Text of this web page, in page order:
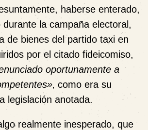
haberse enterado,
la campaña electoral,
de bienes del partido taxi en
por el citado fideicomiso,
oportunamente a
como era su
legislación anotada.
realmente inesperado, que